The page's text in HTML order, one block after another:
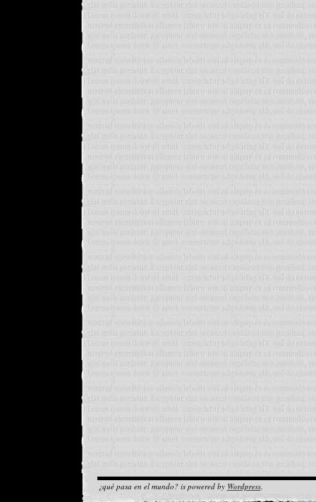
¿qué pasa en el mundo? is powered by Wordpress.